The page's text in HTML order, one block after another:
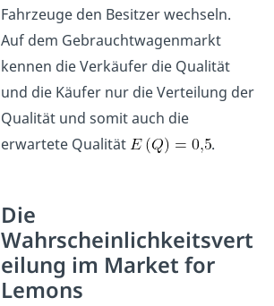
Fahrzeuge den Besitzer wechseln.
Auf dem Gebrauchtwagenmarkt
kennen die Verkäufer die Qualität
und die Käufer nur die Verteilung der
Qualität und somit auch die
erwartete Qualität
.
Die
Wahrscheinlichkeitsvert
eilung im Market for
Lemons